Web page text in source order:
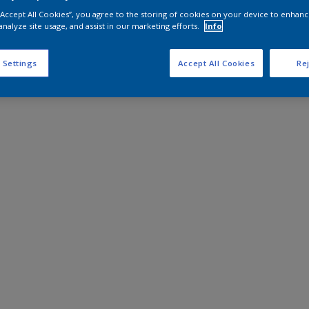
All Cookies”, you agree to the storing of cookies on your device to
site usage, and assist in our marketing efforts.
Info
Settings Accept All Cookies